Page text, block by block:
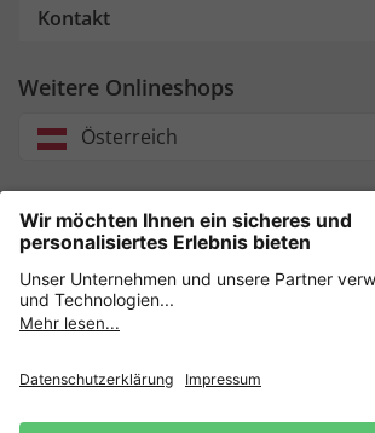
Kontakt
Weitere Onlineshops
Österreich
Unsere Zahlungsarten
Sicher einkaufen mit